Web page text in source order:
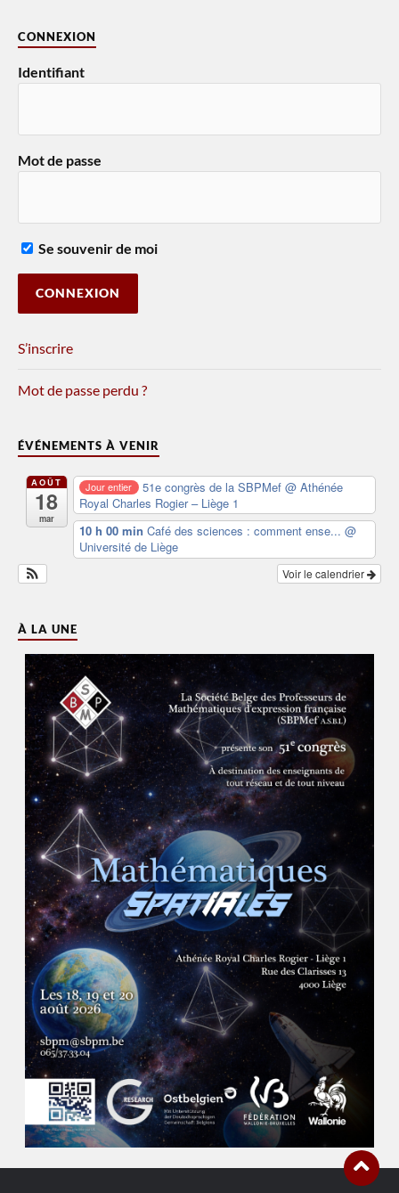
CONNEXION
Identifiant
Mot de passe
Se souvenir de moi
S’inscrire
Mot de passe perdu ?
ÉVÉNEMENTS À VENIR
AOÛT
18
mar
Jour entier 51e congrès de la SBPMef@ Athénée
Royal Charles Rogier – Liège 1
10 h 00 min Café des sciences : comment ense... @
Université de Liège
Voir le calendrier
À LA UNE